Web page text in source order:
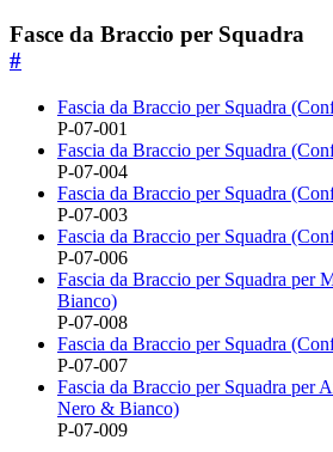
Fasce da Braccio per Squadra
#
Fascia da Braccio per Squadra
P-07-001
Fascia da Braccio per Squadra
P-07-004
Fascia da Braccio per Squadra
P-07-003
Fascia da Braccio per Squadra
P-07-006
Fascia da Braccio per Squadra per
Bianco)
P-07-008
Fascia da Braccio per Squadra
P-07-007
Fascia da Braccio per Squadra per
Nero & Bianco)
P-07-009